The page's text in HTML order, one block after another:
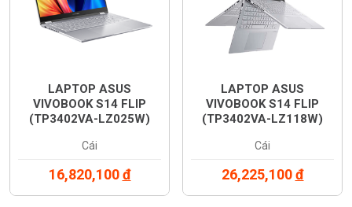
LAPTOP ASUS
VIVOBOOK S14 FLIP
(TP3402VA-LZ025W)
Cái
16,820,100đ
LAPTOP ASUS
VIVOBOOK S14 FLIP
(TP3402VA-LZ118W)
Cái
26,225,100đ